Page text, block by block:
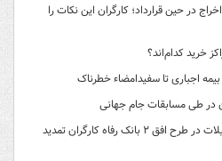
در حین قرارداد؛ کارگران این نکات را
خرید کدام‌اند؟
در طی مسابقات جام جهانی
مهلت افتتاح حساب و پرداخت تسهیلات در طرح افق ۲ بانک رفاه کارگران تمدید